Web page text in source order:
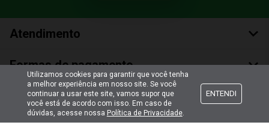
Atendimento
Formas de pagamento
Formas de envio
Selos de segurança
Utilizamos cookies para garantir que você tenha
a melhor experiência em nosso site. Se você
continuar a usar este site, vamos supor que
você está de acordo com isso. Em caso de
dúvidas, acesse nossa Política de Privacidade.
ENTENDI